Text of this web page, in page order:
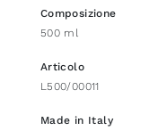
Composizione
500 ml
Articolo
L500/00011
Made in Italy